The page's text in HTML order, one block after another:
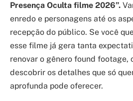
Presença Oculta filme 2026”.
enredo e personagens até os
recepção do público. Se você
esse filme já gera tanta
renovar o gênero found footage,
descobrir os detalhes que só
aprofunda pode oferecer.